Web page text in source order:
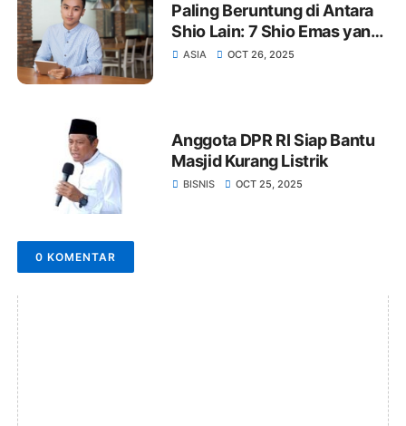
Paling Beruntung di Antara
Shio Lain: 7 Shio Emas yang
Cepat Sukses
ASIA OCT 26, 2025
Anggota DPR RI Siap Bantu
Masjid Kurang Listrik
BISNIS OCT 25, 2025
0 KOMENTAR